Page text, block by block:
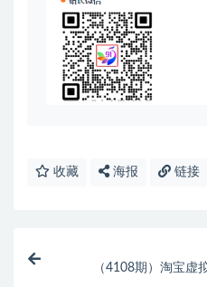
收藏 海报 链接
（4108期）淘宝虚